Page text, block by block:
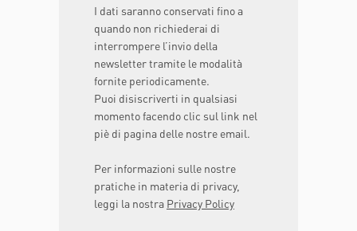
I dati saranno conservati fino a
quando non richiederai di
interrompere l’invio della
newsletter tramite le modalità
fornite periodicamente.
Puoi disiscriverti in qualsiasi
momento facendo clic sul link nel
piè di pagina delle nostre email.
Per informazioni sulle nostre
pratiche in materia di privacy,
leggi la nostra Privacy Policy